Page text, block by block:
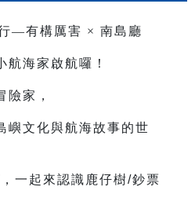
—有構厲害 × 南島廳
航海家啟航囉！
險家，
嶼文化與航海故事的世
，一起來認識鹿仔樹/鈔票